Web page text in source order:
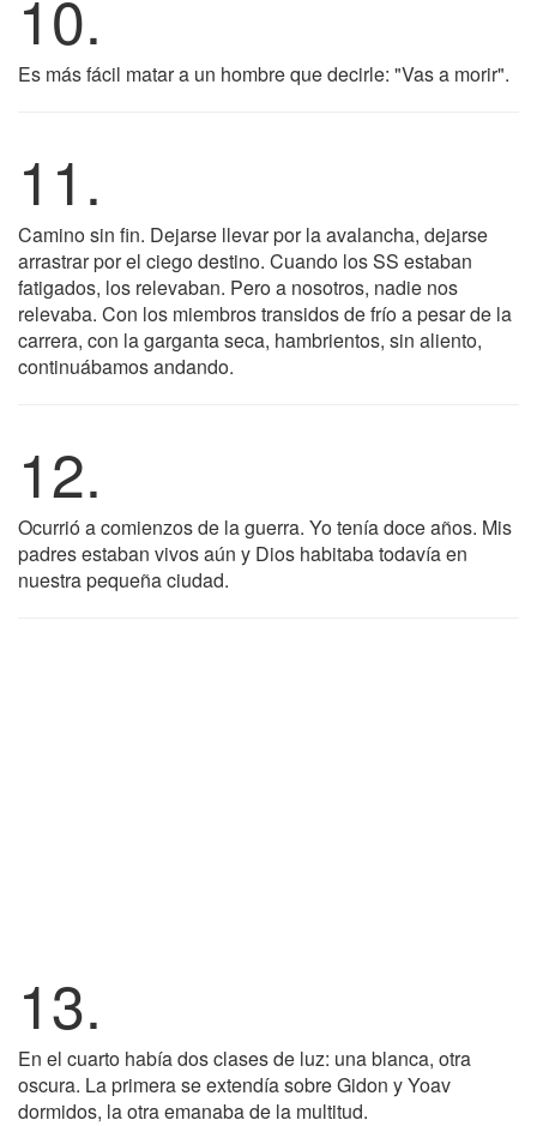
10.
Es más fácil matar a un hombre que decirle: "Vas a morir".
11.
Camino sin fin. Dejarse llevar por la avalancha, dejarse
arrastrar por el ciego destino. Cuando los SS estaban
fatigados, los relevaban. Pero a nosotros, nadie nos
relevaba. Con los miembros transidos de frío a pesar de la
carrera, con la garganta seca, hambrientos, sin aliento,
continuábamos andando.
12.
Ocurrió a comienzos de la guerra. Yo tenía doce años. Mis
padres estaban vivos aún y Dios habitaba todavía en
nuestra pequeña ciudad.
13.
En el cuarto había dos clases de luz: una blanca, otra
oscura. La primera se extendía sobre Gidon y Yoav
dormidos, la otra emanaba de la multitud.